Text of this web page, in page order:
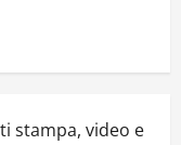
stampa, video e